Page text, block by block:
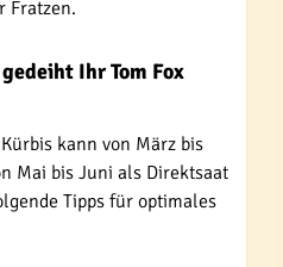
Fratzen.
Ihr Tom Fox
kann von März bis
Mai bis Juni als Direktsaat
Tipps für optimales